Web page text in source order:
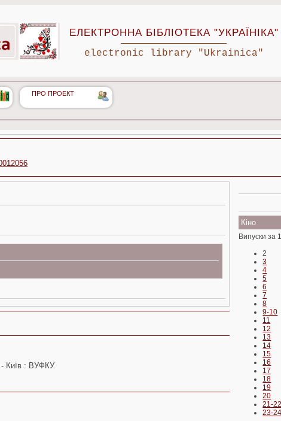
ЕЛЕКТРОННА БІБЛІОТЕКА "УКРАЇНІКА"
electronic library "Ukrainica"
ПРО ПРОЕКТ
- Київ : ВУФКУ.
Кіно
Випуски за
2
3
4
5
6
7
8
9-10
11
12
13
14
15
16
17
18
19
20
21-22
23-24